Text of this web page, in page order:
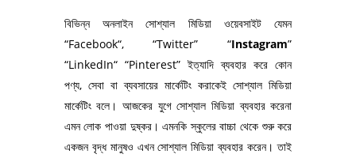
বিভিন্ন অনলাইন সোশ্যাল মিডিয়া ওয়েবসাইট যেমন
“Facebook“, “Twitter” “Instagram”
“LinkedIn“ “Pinterest” ইত্যাদি ব্যবহার করে কোন
পণ্য, সেবা বা ব্যবসায়ের মার্কেটিং করাকেই সোশ্যাল মিডিয়া
মার্কেটিং বলে। আজকের যুগে সোশ্যাল মিডিয়া ব্যবহার করেনা
এমন লোক পাওয়া দুষ্কর। এমনকি স্কুলের বাচ্চা থেকে শুরু করে
একজন বৃদ্ধ মানুষও এখন সোশ্যাল মিডিয়া ব্যবহার করেন। তাই